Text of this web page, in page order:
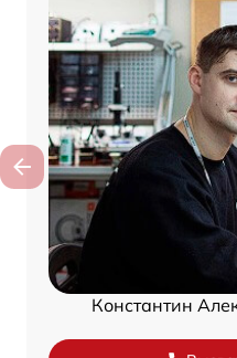
Константин